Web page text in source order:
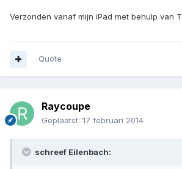
Verzonden vanaf mijn iPad met behulp van
Quote
Raycoupe
Geplaatst: 17 februari 2014
schreef Eilenbach: